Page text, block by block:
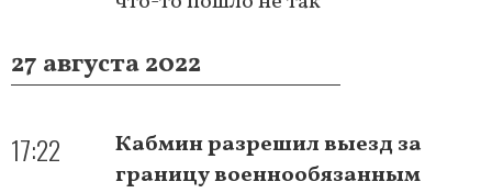
27 августа 2022
17:22
Кабмин разрешил выезд за
границу военнообязанным